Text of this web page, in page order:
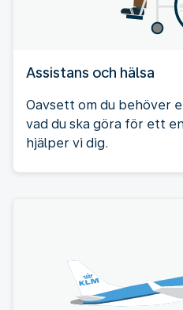
Assistans och hälsa
Oavsett om du behöver
vad du ska göra för ett
hjälper vi dig.